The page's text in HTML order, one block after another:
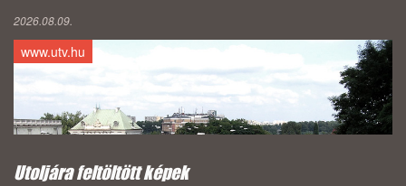
2026.08.09.
www.utv.hu
Utoljára feltöltött képek